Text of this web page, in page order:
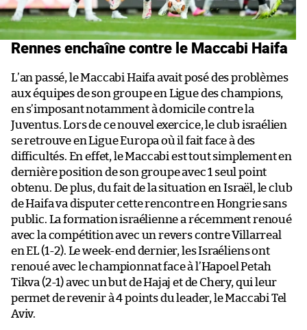
Rennes enchaîne contre le Maccabi Haifa
L’an passé, le Maccabi Haifa avait posé des problèmes
aux équipes de son groupe en Ligue des champions,
en s’imposant notamment à domicile contre la
Juventus. Lors de ce nouvel exercice, le club israélien
se retrouve en Ligue Europa où il fait face à des
difficultés. En effet, le Maccabi est tout simplement en
dernière position de son groupe avec 1 seul point
obtenu. De plus, du fait de la situation en Israël, le club
de Haifa va disputer cette rencontre en Hongrie sans
public. La formation israélienne a récemment renoué
avec la compétition avec un revers contre Villarreal
en EL (1-2). Le week-end dernier, les Israéliens ont
renoué avec le championnat face à l’Hapoel Petah
Tikva (2-1) avec un but de Hajaj et de Chery, qui leur
permet de revenir à 4 points du leader, le Maccabi Tel
Aviv.